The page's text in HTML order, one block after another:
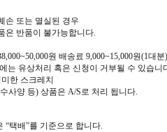
손 또는 멸실된 경우
은 반품이 불가능합니다.
원 배송료 9,000~15,000원(1대분)
는 유상처리 혹은 신청이 거부될 수 있습니
한 스크레치
사양 등) 상품은 A/S로 처리 됩니다.
“택배”를 기준으로 합니다.